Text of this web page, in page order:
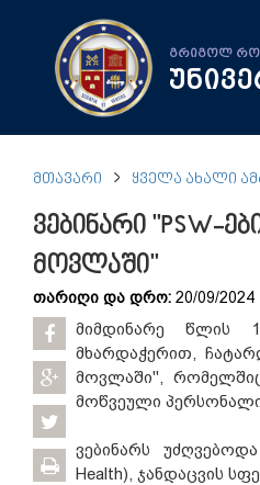
გრიგოლ
ᲛᲗᲐᲕᲐᲠᲘ ᲧᲕᲔᲚᲐ ᲐᲮᲐᲚᲘ
ვებინარი "PSW-
მოვლაში"
თარიღი და დრო: 20/09/2024
მიმდინარე წლის
მხარდაჭერით,
მოვლაში",
მოწვეული
ვებინარს
Health), ჯანდაცვის